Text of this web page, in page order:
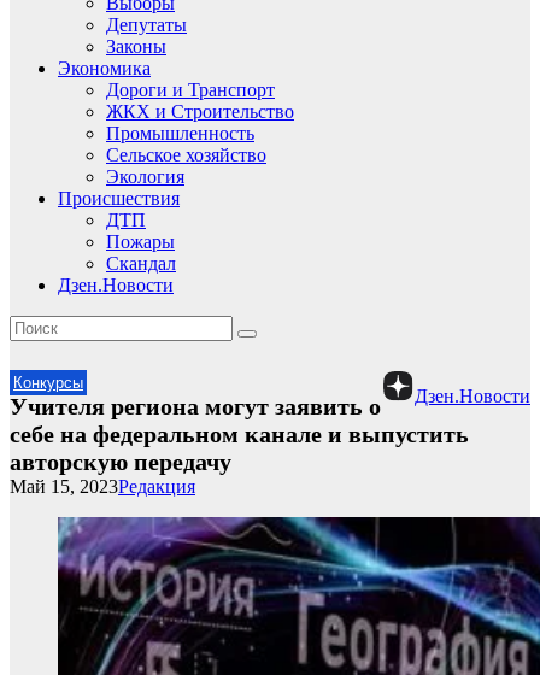
Депутаты
Законы
Экономика
Дороги и Транспорт
ЖКХ и Строительство
Промышленность
Сельское хозяйство
Экология
Происшествия
ДТП
Пожары
Скандал
Дзен.Новости
Конкурсы
Дзен.Новости
Учителя региона могут заявить о
себе на федеральном канале и выпустить
авторскую передачу
Редакция
Май 15, 2023